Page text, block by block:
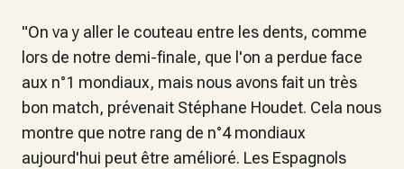
"On va y aller le couteau entre les dents, comme
lors de notre demi-finale, que l'on a perdue face
aux n°1 mondiaux, mais nous avons fait un très
bon match, prévenait Stéphane Houdet. Cela nous
montre que notre rang de n°4 mondiaux
aujourd'hui peut être amélioré. Les Espagnols